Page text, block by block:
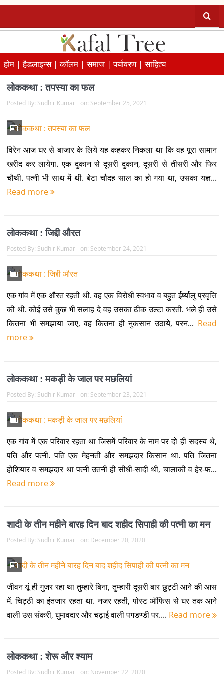
होम |हैडलाइन्स |कॉलम |समाज |पर्यावरण |साहित्य
लोककथा : तपस्या का फल
Posted By: Sudhir Kumar on: September 25, 2021
विरेन आज घर से बाजार के लिये यह कहकर निकला था कि वह पूरा सामान
खरीद कर लायेगा. एक दुकान से दूसरी दुकान, दूसरी से तीसरी और फिर
चौथी. पत्नी भी साथ में थी. बेटा चौदह साल का हो गया था, उसका यज्ञ...
Read more
लोककथा : जिद्दी औरत
Posted By: Sudhir Kumar on: September 24, 2021
एक गांव में एक औरत रहती थी. वह एक विरोधी स्वभाव व बहुत ईर्ष्यालु प्रवृत्ति
की थी. कोई उसे कुछ भी सलाह दे वह उसका ठीक उल्टा करती. भले ही उसे
कितना भी समझाया जाए, वह कितना ही नुकसान उठाये, परन... Read
more
लोककथा : मकड़ी के जाल पर मछलियां
Posted By: Sudhir Kumar on: September 23, 2021
एक गांव में एक परिवार रहता था जिसमें परिवार के नाम पर दो ही सदस्य थे,
पति और पत्नी. पति एक मेहनती और समझदार किसान था. पति जितना
होशियार व समझदार था पत्नी उतनी ही सीधी-सादी थी, चालाकी व हेर-फ...
Read more
शादी के तीन महीने बारह दिन बाद शहीद सिपाही की पत्नी का मन
Posted By: Sudhir Kumar on: December 20, 2020
जीवन यूं ही गुजर रहा था तुम्हारे बिना, तुम्हारी दूसरी बार छुट्टी आने की आस
में. चिट्ठी का इंतजार रहता था. नजर रहती, पोस्ट ऑफिस से घर तक आने
वाली उस संकरी, घुमावदार और चढ़ाई वाली पगडण्डी पर.... Read more
लोककथा : शेरू और श्याम
Posted By: Sudhir Kumar on: November 22, 2020